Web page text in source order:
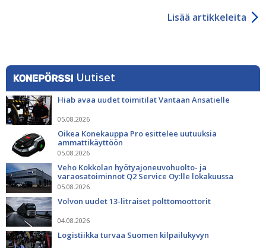
Lisää artikkeleita
Uutiset
Hiab avaa uudet toimitilat Vantaan Ansatielle
05.08.2026
Oikea Konekauppa Pro esittelee uutuuksia
ammattikäyttöön
05.08.2026
Veho Kokkolan hyötyajoneuvohuolto- ja
varaosatoiminnot Q2 Service Oy:lle lokakuussa
05.08.2026
Volvon uudet 13-litraiset polttomoottorit
04.08.2026
Logistiikka turvaa Suomen kilpailukyvyn